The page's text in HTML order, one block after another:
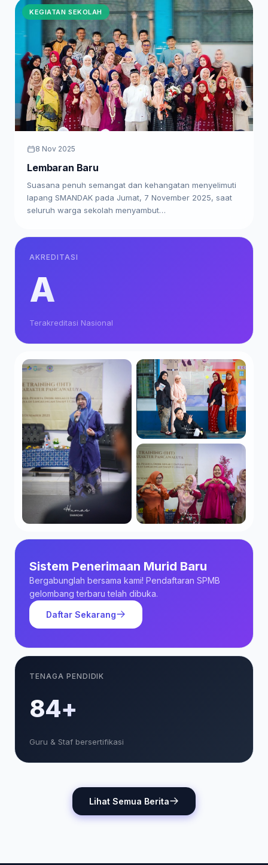
KEGIATAN SEKOLAH
8 Nov 2025
Lembaran Baru
Suasana penuh semangat dan kehangatan menyelimuti
lapang SMANDAK pada Jumat, 7 November 2025, saat
seluruh warga sekolah menyambut…
AKREDITASI
A
Terakreditasi Nasional
Sistem Penerimaan Murid Baru
Bergabunglah bersama kami! Pendaftaran SPMB
gelombang terbaru telah dibuka.
Daftar Sekarang
TENAGA PENDIDIK
85+
Guru & Staf bersertifikasi
Lihat Semua Berita